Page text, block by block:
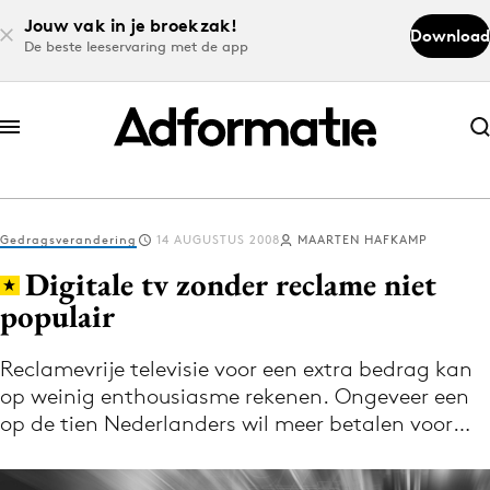
Jouw vak in je broekzak!
De beste leeservaring met de app
Download
Abonneer nu
Abonneer nu
Log in
Volg het laatste nieuws via de Adformatie
Nieuws app
Gedragsverandering 14 AUGUSTUS 2008 MAARTEN HAFKAMP
Digitale tv zonder reclame niet
populair
Reclamevrije televisie voor een extra bedrag kan
op weinig enthousiasme rekenen. Ongeveer een
op de tien Nederlanders wil meer betalen voor…